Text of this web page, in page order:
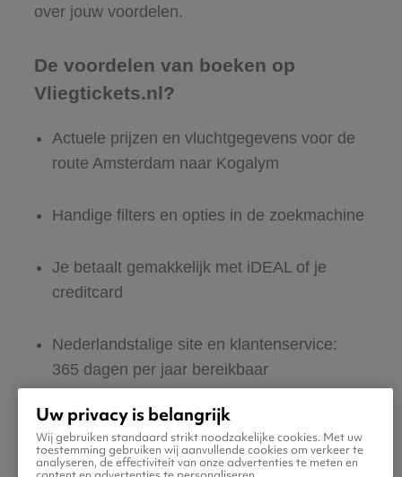
over jouw voordelen.
De voordelen van boeken op
Vliegtickets.nl?
Actuele prijzen en vluchtgegevens voor de
route Amsterdam naar Kogalym
Handige filters en opties in de zoekmachine
Je betaalt gemakkelijk met iDEAL of je
creditcard
Nederlandstalige site en klantenservice:
365 dagen per jaar bereikbaar
Zeker van veilig boeken en betalen
Boek ook direct een hotel of huurauto voor
Uw privacy is belangrijk
Wij gebruiken standaard strikt noodzakelijke cookies. Met uw
toestemming gebruiken wij aanvullende cookies om verkeer te
analyseren, de effectiviteit van onze advertenties te meten en